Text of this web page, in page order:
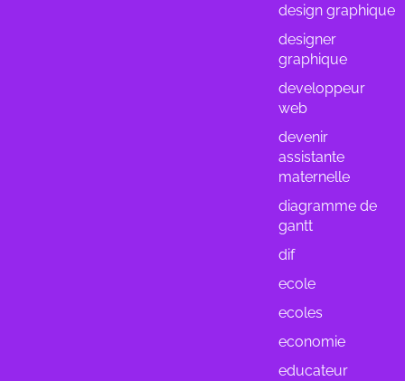
design graphique
designer
graphique
developpeur
web
devenir
assistante
maternelle
diagramme de
gantt
dif
ecole
ecoles
economie
educateur